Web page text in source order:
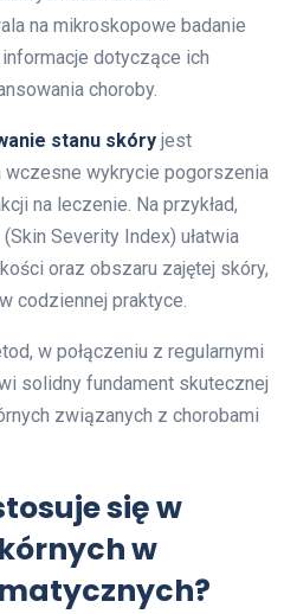
na mikroskopowe badanie
dotyczące ich
choroby.
stanu skóry jest
wczesne wykrycie pogorszenia
na leczenie. Na przykład,
Severity Index) ułatwia
oraz obszaru zajętej skóry,
codziennej praktyce.
w połączeniu z regularnymi
solidny fundament skutecznej
związanych z chorobami
się w
w